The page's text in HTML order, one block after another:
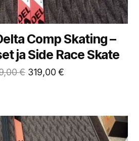
Comp Skating –
ja Side Race Skate
€ 319,00€